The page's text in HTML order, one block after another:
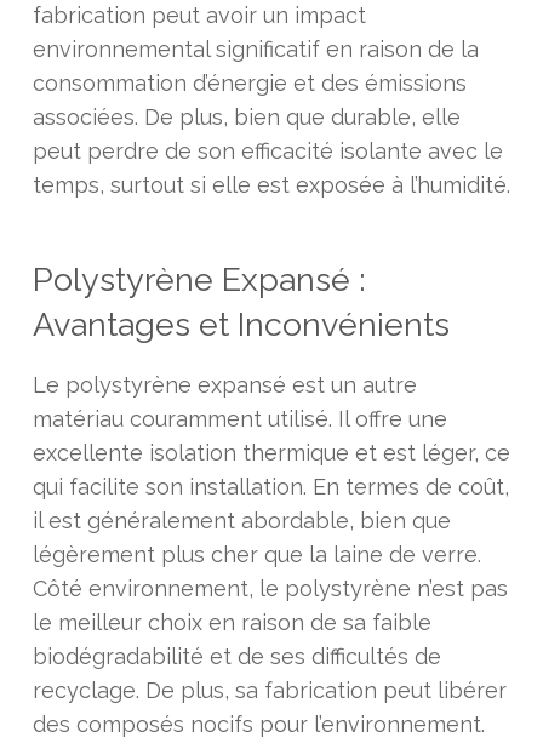
fabrication peut avoir un impact
environnemental significatif en raison de la
consommation d’énergie et des émissions
associées. De plus, bien que durable, elle
peut perdre de son efficacité isolante avec le
temps, surtout si elle est exposée à l’humidité.
Polystyrène Expansé :
Avantages et Inconvénients
Le polystyrène expansé est un autre
matériau couramment utilisé. Il offre une
excellente isolation thermique et est léger, ce
qui facilite son installation. En termes de coût,
il est généralement abordable, bien que
légèrement plus cher que la laine de verre.
Côté environnement, le polystyrène n’est pas
le meilleur choix en raison de sa faible
biodégradabilité et de ses difficultés de
recyclage. De plus, sa fabrication peut libérer
des composés nocifs pour l’environnement.